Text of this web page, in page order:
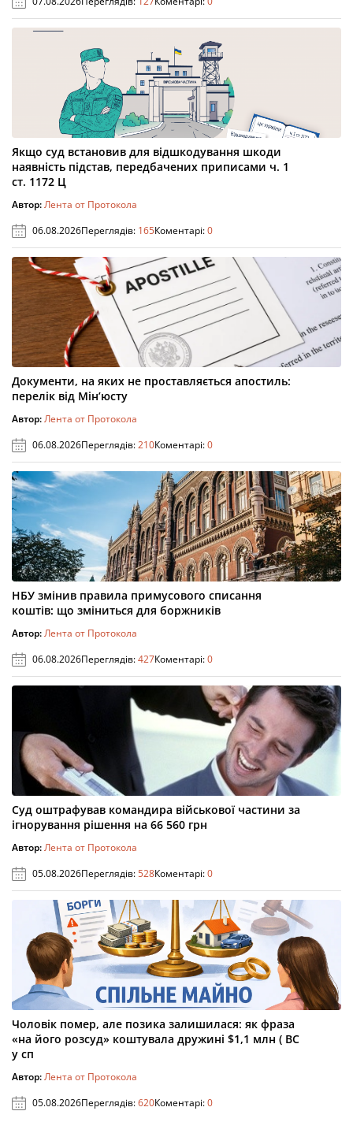
Якщо суд встановив для відшкодування шкоди
наявність підстав, передбачених приписами ч. 1
ст. 1172 Ц
Автор:Лента от Протокола
06.08.2026Переглядів: 165Коментарі:0
Документи, на яких не проставляється апостиль:
перелік від Мін’юсту
Автор:Лента от Протокола
06.08.2026Переглядів:210Коментарі:0
НБУ змінив правила примусового списання
коштів: що зміниться для боржників
Автор:Лента от Протокола
06.08.2026Переглядів:427Коментарі:0
Суд оштрафував командира військової частини за
ігнорування рішення на 66 560 грн
Автор:Лента от Протокола
05.08.2026Переглядів:528Коментарі:0
Чоловік помер, але позика залишилася: як фраза
«на його розсуд» коштувала дружині $1,1 млн ( ВС
у сп
Автор:Лента от Протокола
05.08.2026Переглядів:620Коментарі:0